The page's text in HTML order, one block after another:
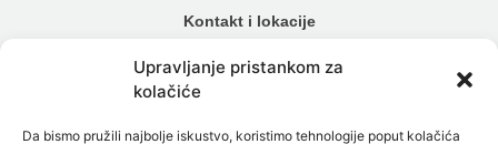
Upravljanje pristankom za
kolačiće
Da bismo pružili najbolje iskustvo, koristimo tehnologije poput kolačića
Kontakt i lokacije
Cjenik
Načini plaćanja